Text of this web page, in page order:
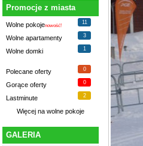
Promocje z miasta
Wolne pokojenowość!
11
Wolne apartamenty 3
Wolne domki 1
Polecane oferty 0
Gorące oferty 0
Lastminute 2
Więcej na wolne pokoje
GALERIA